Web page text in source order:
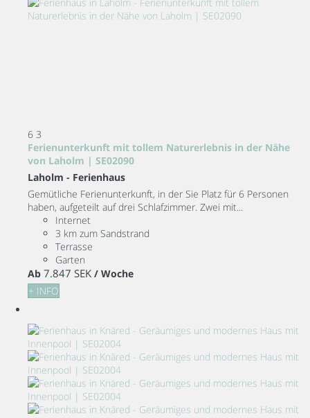
6 3
Ferienunterkunft mit tollem Naturerlebnis in der Nähe
von Laholm | SE02090
Laholm - Ferienhaus
Gemütliche Ferienunterkunft, in der Sie Platz für 6 Personen
haben, aufgeteilt auf drei Schlafzimmer. Zwei mit...
Internet
3 km zum Sandstrand
Terrasse
Garten
Ab 7.847 SEK / Woche
+ INFO